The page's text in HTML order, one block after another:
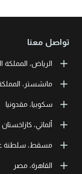
تواصل معنا
الرياض، المملكة
for Training
طريق الملك فهد،
+966 11 464 4865
مانشستر،
New Skills Co.
Station Road
M41 9JQ UK
+44 (0) 1615138133
سكوبيا، مقدونيا
L3RN dooel
Skopje, MKD
ألماتي، كازاخستان
Development
Almaty, KAZ
مسقط، سلطنة
Training Institute
No. 215, Al
القاهرة، مصر